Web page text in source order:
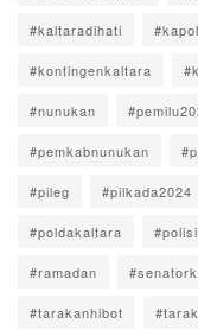
#kaltaradihati
#kontingenkaltara
#nunukan
#pemkabnunukan
#pileg #pilkada2024
#poldakaltara #polisi
#ramadan
#tarakanhibot